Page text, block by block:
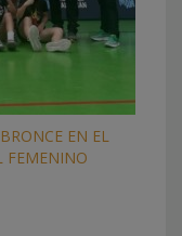
EN EL
FEMENINO